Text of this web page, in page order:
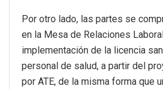
Por otro lado, las partes se
en la Mesa de Relaciones
implementación de la licencia
personal de salud, a partir del
por ATE, de la misma forma que